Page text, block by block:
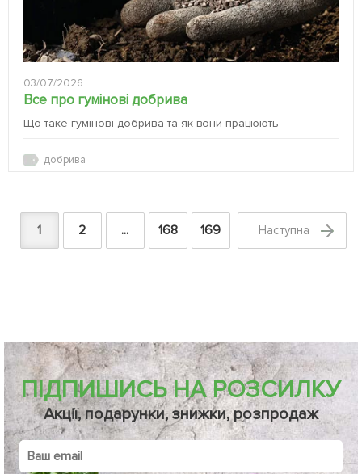
03/07/2026
Все про гумінові добрива
Що таке гумінові добрива та як вони працюють
добрива
1 2 ... 168 169 Наступна
ПІДПИШИСЬ НА РОЗСИЛКУ
Акції, подарунки, знижки, розпродаж